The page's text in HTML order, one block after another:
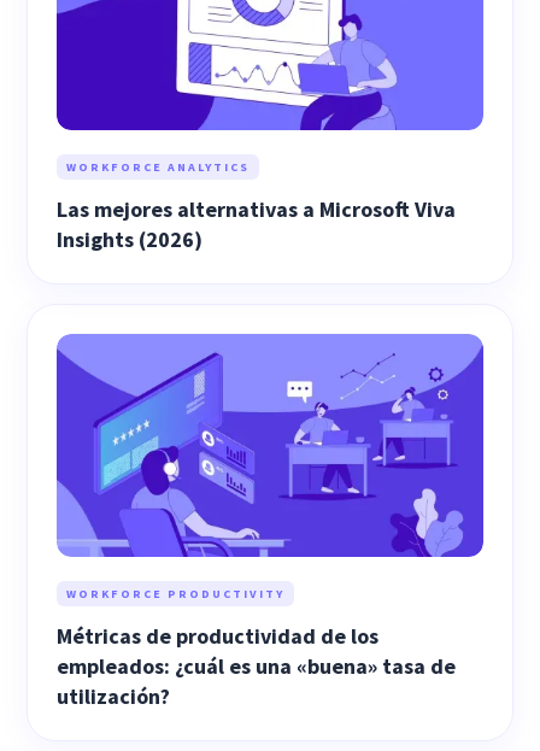
WORKFORCE ANALYTICS
Las mejores alternativas a Microsoft Viva
Insights (2026)
WORKFORCE PRODUCTIVITY
Métricas de productividad de los
empleados: ¿cuál es una «buena» tasa de
utilización?